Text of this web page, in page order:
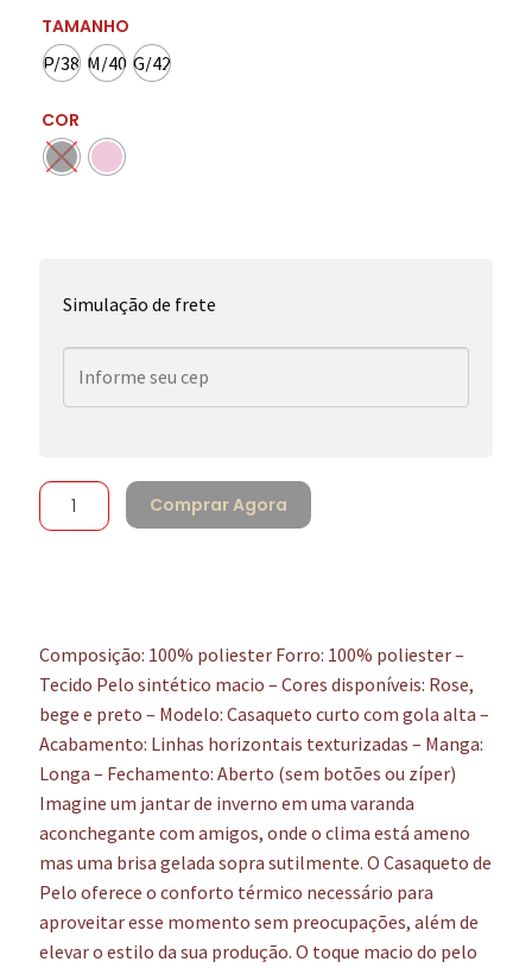
TAMANHO
P/38 M/40 G/42
COR
Simulação de frete
Comprar Agora
Composição: 100% poliester Forro: 100% poliester –
Tecido Pelo sintético macio – Cores disponíveis: Rose,
bege e preto – Modelo: Casaqueto curto com gola alta –
Acabamento: Linhas horizontais texturizadas – Manga:
Longa – Fechamento: Aberto (sem botões ou zíper)
Imagine um jantar de inverno em uma varanda
aconchegante com amigos, onde o clima está ameno
mas uma brisa gelada sopra sutilmente. O Casaqueto de
Pelo oferece o conforto térmico necessário para
aproveitar esse momento sem preocupações, além de
elevar o estilo da sua produção. O toque macio do pelo